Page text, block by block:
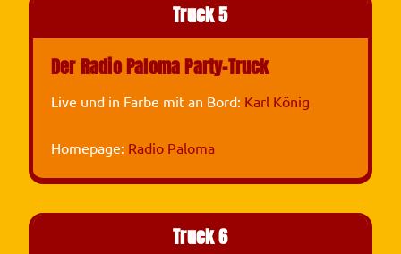
Truck 5
Der Radio Paloma Party-Truck
Live und in Farbe mit an Bord: Karl König
Homepage: Radio Paloma
Truck 6